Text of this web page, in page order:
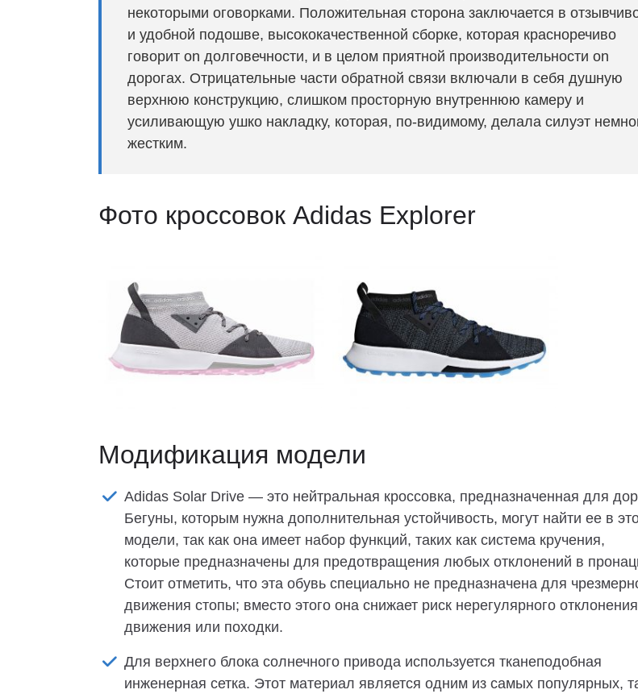
некоторыми оговорками. Положительная сторона заключается в
и удобной подошве, высококачественной сборке, которая красноречиво
говорит on долговечности, и в целом приятной производительности on
дорогах. Отрицательные части обратной связи включали в себя душную
верхнюю конструкцию, слишком просторную внутреннюю камеру и
усиливающую ушко накладку, которая, по-видимому, делала силуэт
жестким.
Фото кроссовок Adidas Explorer
Модификация модели
Adidas Solar Drive — это нейтральная кроссовка, предназначенная для
Бегуны, которым нужна дополнительная устойчивость, могут найти ее в
модели, так как она имеет набор функций, таких как система кручения,
которые предназначены для предотвращения любых отклонений в
Стоит отметить, что эта обувь специально не предназначена для
движения стопы; вместо этого она снижает риск нерегулярного отклонения
движения или походки.
Для верхнего блока солнечного привода используется тканеподобная
инженерная сетка. Этот материал является одним из самых популярных,